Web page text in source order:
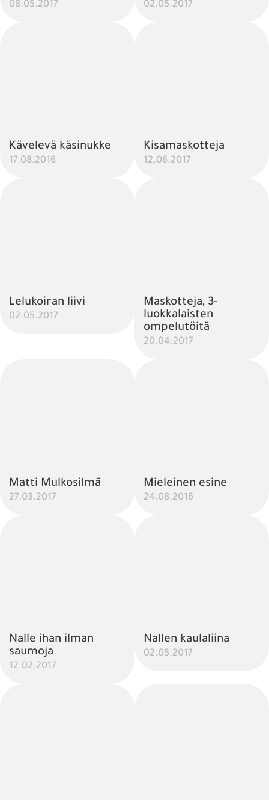
08.05.2017 02.05.2017
Kävelevä käsinukke
17.08.2016
Kisamaskotteja
12.06.2017
Lelukoiran liivi
02.05.2017
Maskotteja, 3-
luokkalaisten
ompelutöitä
20.04.2017
Matti Mulkosilmä
27.03.2017
Mieleinen esine
24.08.2016
Nalle ihan ilman
saumoja
12.02.2017
Nallen kaulaliina
02.05.2017